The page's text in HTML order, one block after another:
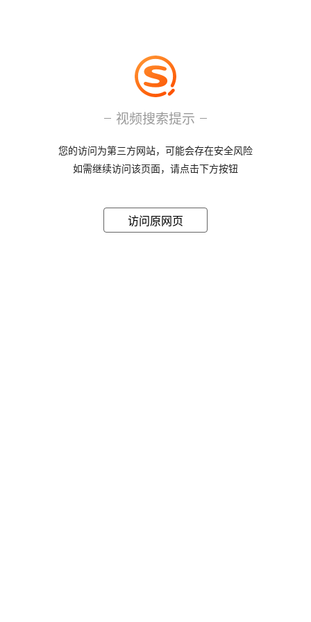
视频搜索提示
您的访问为第三方网站，可能会存在安全风险
如需继续访问该页面，请点击下方按钮
访问原网页